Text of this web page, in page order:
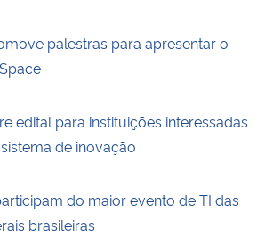
palestras para apresentar o
edital para instituições interessadas
de inovação
do maior evento de TI das
brasileiras